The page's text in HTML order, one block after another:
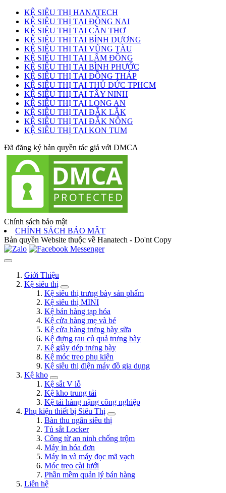
KỆ SIÊU THỊ HANATECH
KỆ SIÊU THỊ TẠI ĐỒNG NAI
KỆ SIÊU THỊ TẠI CẦN THƠ
KỆ SIÊU THỊ TẠI BÌNH DƯƠNG
KỆ SIÊU THỊ TẠI VŨNG TÀU
KỆ SIÊU THỊ TẠI LÂM ĐỒNG
KỆ SIÊU THỊ TẠI BÌNH PHƯỚC
KỆ SIÊU THỊ TẠI ĐỒNG THÁP
KỆ SIÊU THỊ TẠI THỦ ĐỨC TPHCM
KỆ SIÊU THỊ TẠI TÂY NINH
KỆ SIÊU THỊ TẠI LONG AN
KỆ SIÊU THỊ TẠI ĐẮK LẮK
KỆ SIÊU THỊ TẠI ĐẮK NÔNG
KỆ SIÊU THỊ TẠI KON TUM
Đã đăng ký bản quyền tác giả với DMCA
Chính sách bảo mật
CHÍNH SÁCH BẢO MẬT
Bản quyền Website thuộc về Hanatech - Do'nt Copy
Giới Thiệu
Kệ siêu thị
Kệ siêu thị trưng bày sản phẩm
Kệ siêu thị MINI
Kệ bán hàng tạp hóa
Kệ cửa hàng mẹ và bé
Kệ cửa hàng trưng bày sữa
Kệ đựng rau củ quả trưng bày
Kệ giày dép trưng bày
Kệ móc treo phụ kiện
Kệ siêu thị điện máy đồ gia dụng
Kệ kho
Kệ sắt V lỗ
Kệ kho trung tải
Kệ tải hàng nặng công nghiệp
Phụ kiện thiết bị Siêu Thị
Bàn thu ngân siêu thị
Tủ sắt Locker
Công từ an ninh chống trộm
Máy in hóa đơn
Máy in và máy đọc mã vạch
Móc treo cài lưới
Phần mềm quản lý bán hàng
Liên hệ